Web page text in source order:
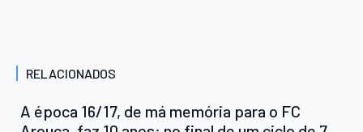
RELACIONADOS
A época 16/17, de má memória para o FC